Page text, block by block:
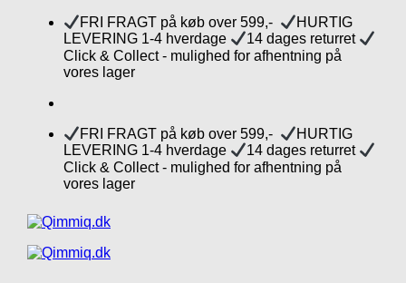
FRI FRAGT på køb over 599,-
HURTIG
LEVERING 1-4 hverdage
14 dages returret
Click & Collect - mulighed for afhentning på
vores lager
FRI FRAGT på køb over 599,-
HURTIG
LEVERING 1-4 hverdage
14 dages returret
Click & Collect - mulighed for afhentning på
vores lager